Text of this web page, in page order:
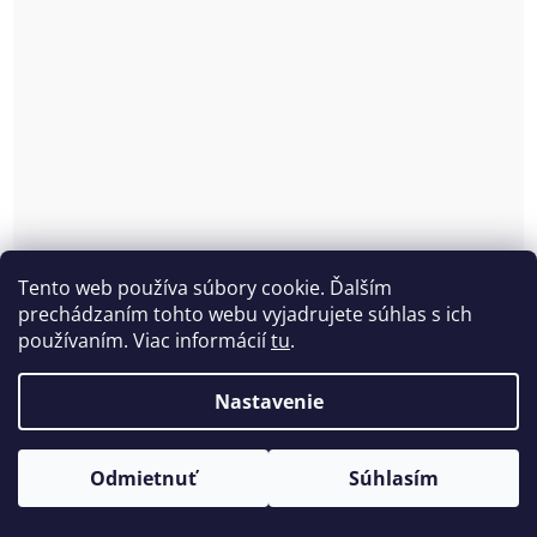
Tento web používa súbory cookie. Ďalším
prechádzaním tohto webu vyjadrujete súhlas s ich
používaním. Viac informáciítu.
Nastavenie
Odmietnuť Súhlasím
Takmer neviditeľná vystužená braletka Anita
Essential 5405
Skladom(>5 ks)
€45,49 bez DPH